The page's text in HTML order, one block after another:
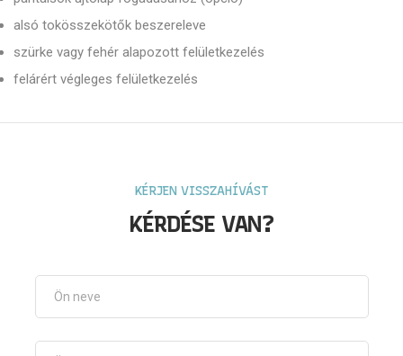
alsó tokösszekötők beszereleve
szürke vagy fehér alapozott felületkezelés
felárért végleges felületkezelés
KÉRJEN VISSZAHÍVÁST
KÉRDÉSE VAN?